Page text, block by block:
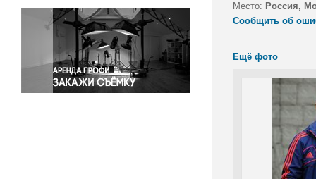
Светская жизнь
Спорт
Экология
Экономика и бизнес
Место: Россия,
Сообщить об
Ещё фото